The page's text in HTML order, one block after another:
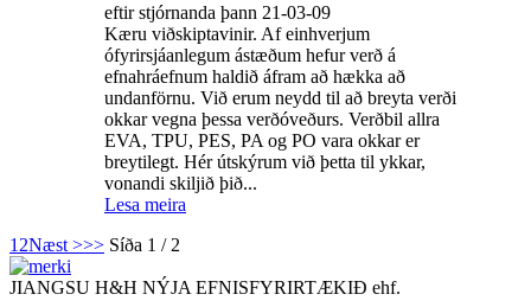
eftir stjórnanda þann 21-03-09
Kæru viðskiptavinir. Af einhverjum
ófyrirsjáanlegum ástæðum hefur verð á
efnahráefnum haldið áfram að hækka að
undanförnu. Við erum neydd til að breyta verði
okkar vegna þessa verðóveðurs. Verðbil allra
EVA, TPU, PES, PA og PO vara okkar er
breytilegt. Hér útskýrum við þetta til ykkar,
vonandi skiljið þið...
Lesa meira
1 2Næst >>> Síða 1 / 2
JIANGSU H&H NÝJA EFNISFYRIRTÆKIÐ ehf.